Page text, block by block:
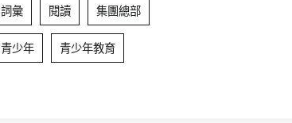
詞彙 閱讀 集團總部
青少年 青少年教育